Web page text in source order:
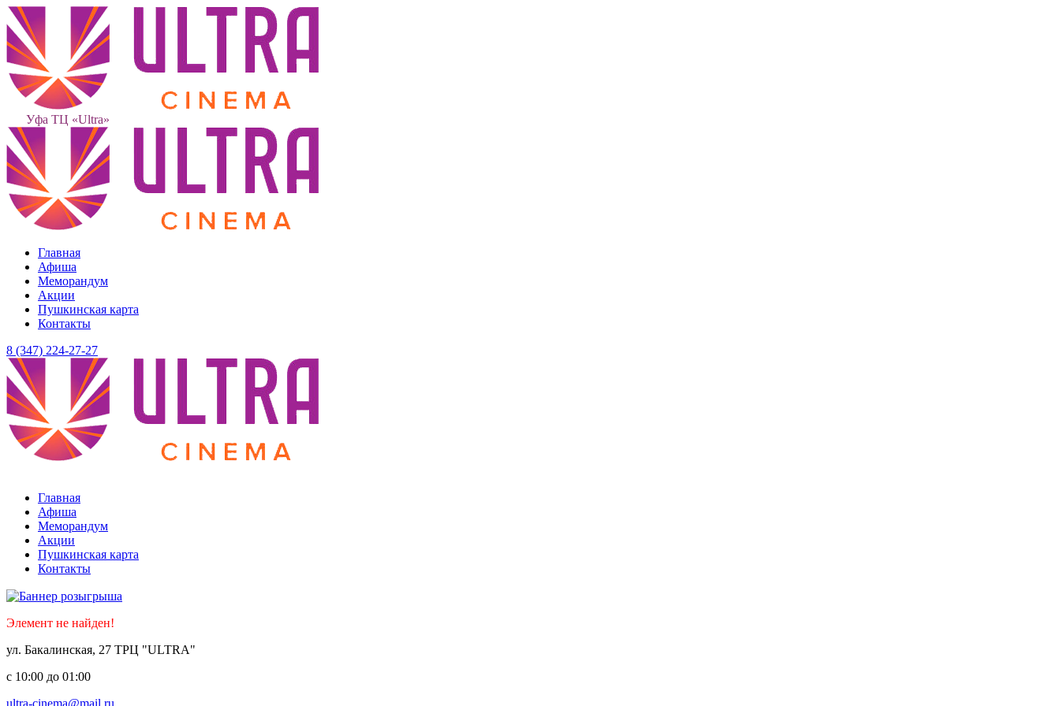
Уфа ТЦ «Ultra»
Главная
Афиша
Меморандум
Акции
Пушкинская карта
Контакты
8 (347) 224-27-27
Главная
Афиша
Меморандум
Акции
Пушкинская карта
Контакты
Элемент не найден!
ул. Бакалинская, 27 ТРЦ "ULTRA"
с 10:00 до 01:00
ultra-cinema@mail.ru